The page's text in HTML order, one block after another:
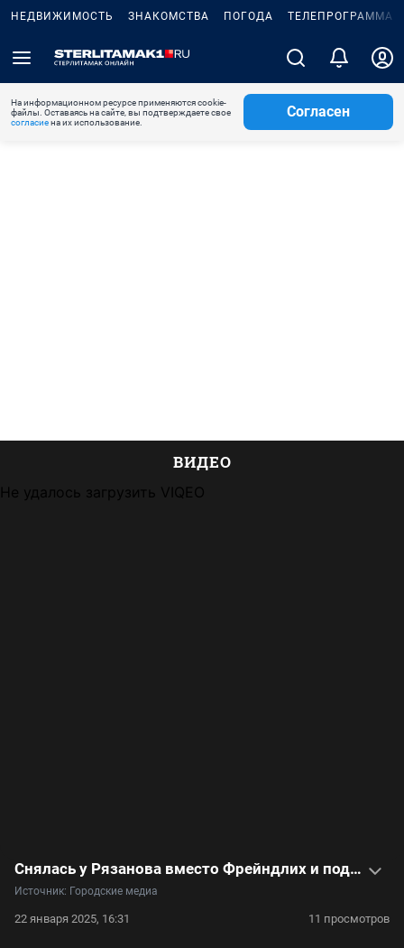
НЕДВИЖИМОСТЬ ЗНАКОМСТВА ПОГОДА ТЕЛЕПРОГРАММА
На информационном ресурсе применяются cookie-
файлы. Оставаясь на сайте, вы подтверждаете свое
согласиена их использование.
Согласен
ВИДЕО
Не удалось загрузить VIQEO
Снялась у Рязанова вместо Фрейндлих и подарила голос Барбаре Брыльской: видео о Валентине Талызиной
Источник: Городские медиа
22 января 2025, 16:31 11 просмотров